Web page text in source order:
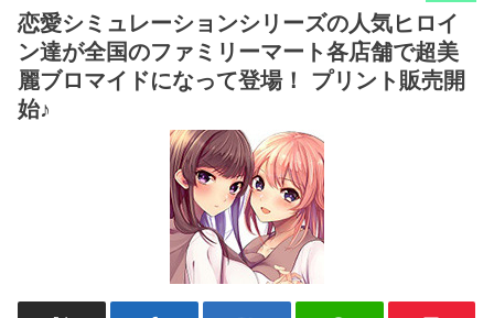
恋愛シミュレーションシリーズの人気ヒロイ
ン達が全国のファミリーマート各店舗で超美
麗ブロマイドになって登場！ プリント販売開
始♪